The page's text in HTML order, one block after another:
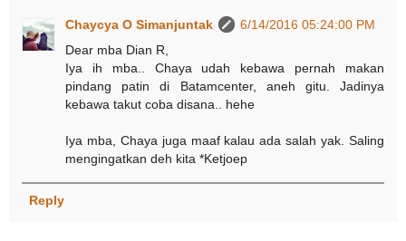
Chaycya O Simanjuntak
6/14/2016 05:24:00 PM
Dear mba Dian R,
Iya ih mba.. Chaya udah kebawa pernah makan
pindang patin di Batamcenter, aneh gitu. Jadinya
kebawa takut coba disana.. hehe
Iya mba, Chaya juga maaf kalau ada salah yak. Saling
mengingatkan deh kita *Ketjoep
Reply